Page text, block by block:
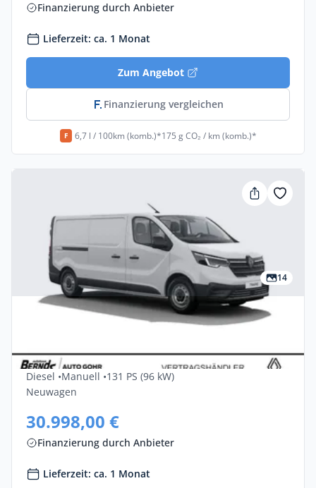
Finanzierung durch Anbieter
Lieferzeit: ca. 1 Monat
Zum Angebot
Finanzierung vergleichen
F 6,7 l / 100km (komb.)*175 g CO₂ / km (komb.)*
14
Privat & Gewerbe
L2H1 Komfort 4dr
Diesel •Manuell •131 PS (96 kW)
Neuwagen
30.998,00 €
Finanzierung durch Anbieter
Lieferzeit: ca. 1 Monat